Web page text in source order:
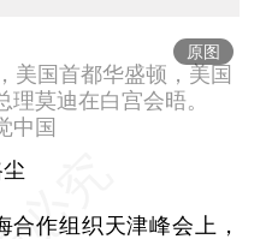
原图
美国首都华盛顿，美国
莫迪在白宫会晤。
中国
作组织天津峰会上，